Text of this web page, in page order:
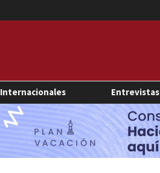
Internacionales Entrevistas